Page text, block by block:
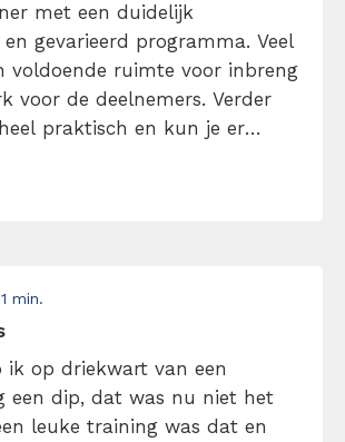
met een duidelijk
gevarieerd programma. Veel
voldoende ruimte voor inbreng
voor de deelnemers. Verder
praktisch en kun je er
1 min.
ik op driekwart van een
een dip, dat was nu niet het
leuke training was dat en